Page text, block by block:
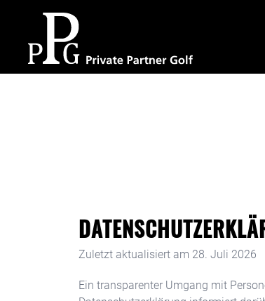
Zuletzt aktualisiert am 28. Juli 2026
Ein transparenter Umgang mit